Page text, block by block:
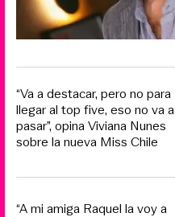
“Va a destacar, pero no para
llegar al top five, eso no va a
pasar”, opina Viviana Nunes
sobre la nueva Miss Chile
“A mi amiga Raquel la voy a